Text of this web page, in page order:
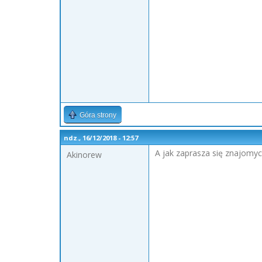
Góra strony
ndz., 16/12/2018 - 12:57
Akinorew A jak zaprasza się